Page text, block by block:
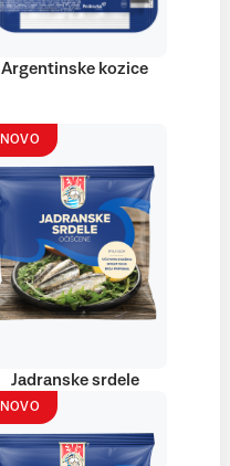
Argentinske kozice
NOVO
Jadranske srdele
NOVO